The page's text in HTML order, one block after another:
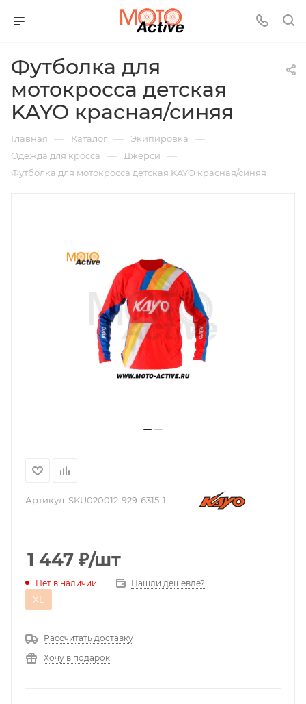
Футболка для
мотокросса детская
KAYO красная/синяя
Главная — Каталог — Экипировка —
Одежда для кросса — Джерси —
Футболка для мотокросса детская KAYO красная/синяя
Артикул: SKU020012-929-6315-1
1 447 ₽/шт
Нет в наличии Нашли дешевле?
XL
Рассчитать доставку
Хочу в подарок